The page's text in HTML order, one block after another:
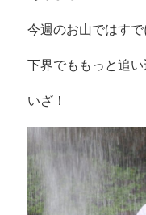
今週のお山ではすで
下界でももっと追い
いざ！